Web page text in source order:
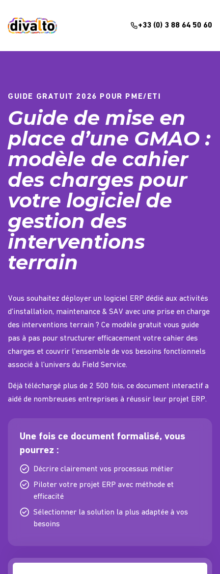
+33 (0) 3 88 64 50 60
GUIDE GRATUIT 2026 POUR PME/ETI
Guide de mise en
place d’une GMAO :
modèle de cahier
des charges pour
votre logiciel de
gestion des
interventions
terrain
Vous souhaitez déployer un logiciel ERP dédié aux activités
d’installation, maintenance & SAV avec une prise en charge
des interventions terrain ? Ce modèle gratuit vous guide
pas à pas pour structurer efficacement votre cahier des
charges et couvrir l’ensemble de vos besoins fonctionnels
associé à l’univers du Field Service.
Déjà téléchargé plus de 2 500 fois, ce document interactif a
aidé de nombreuses entreprises à réussir leur projet ERP.
Une fois ce document formalisé, vous
pourrez :
Décrire clairement vos processus métier
Piloter votre projet ERP avec méthode et
efficacité
Sélectionner la solution la plus adaptée à vos
besoins